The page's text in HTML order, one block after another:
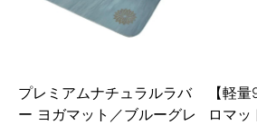
プレミアムナチュラルラバ
ー ヨガマット／ブルーグレ
【軽
ロマ